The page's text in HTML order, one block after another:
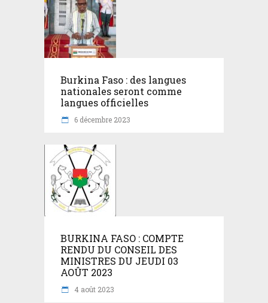
Burkina Faso : des langues
nationales seront comme
langues officielles
6 décembre 2023
BURKINA FASO : COMPTE
RENDU DU CONSEIL DES
MINISTRES DU JEUDI 03
AOÛT 2023
4 août 2023